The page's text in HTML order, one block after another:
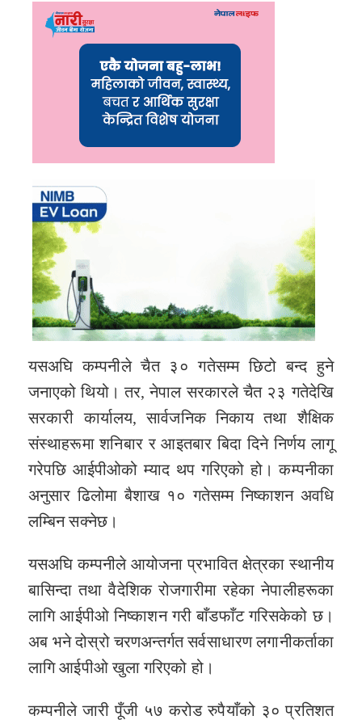
यसअघि कम्पनीले चैत ३० गतेसम्म छिटो बन्द हुने
जनाएको थियो। तर, नेपाल सरकारले चैत २३ गतेदेखि
सरकारी कार्यालय, सार्वजनिक निकाय तथा शैक्षिक
संस्थाहरूमा शनिबार र आइतबार बिदा दिने निर्णय लागू
गरेपछि आईपीओको म्याद थप गरिएको हो। कम्पनीका
अनुसार ढिलोमा बैशाख १० गतेसम्म निष्काशन अवधि
लम्बिन सक्नेछ।
यसअघि कम्पनीले आयोजना प्रभावित क्षेत्रका स्थानीय
बासिन्दा तथा वैदेशिक रोजगारीमा रहेका नेपालीहरूका
लागि आईपीओ निष्काशन गरी बाँडफाँट गरिसकेको छ।
अब भने दोस्रो चरणअन्तर्गत सर्वसाधारण लगानीकर्ताका
लागि आईपीओ खुला गरिएको हो।
कम्पनीले जारी पूँजी ५७ करोड रुपैयाँको ३० प्रतिशत